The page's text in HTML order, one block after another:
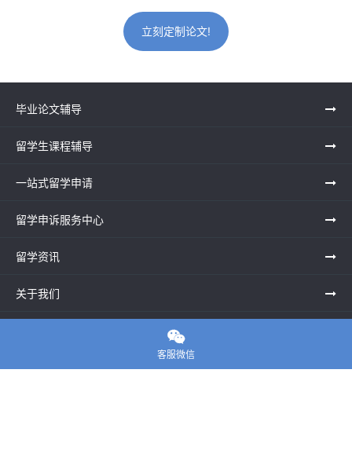
立刻定制论文!
毕业论文辅导
留学生课程辅导
一站式留学申请
留学申诉服务中心
留学资讯
关于我们

客服微信